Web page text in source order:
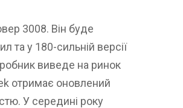
3008. Він буде
та у 180-сильній версії
виведе на ринок
отримає оновлений
У середині року